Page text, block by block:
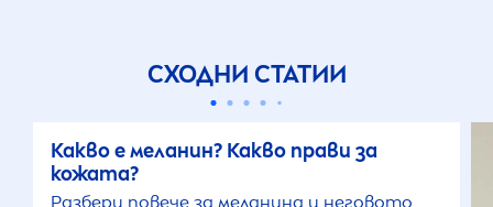
СХОДНИ СТАТИИ
Какво е меланин? Какво прави за
кожата?
Разбери повече за меланина и неговото